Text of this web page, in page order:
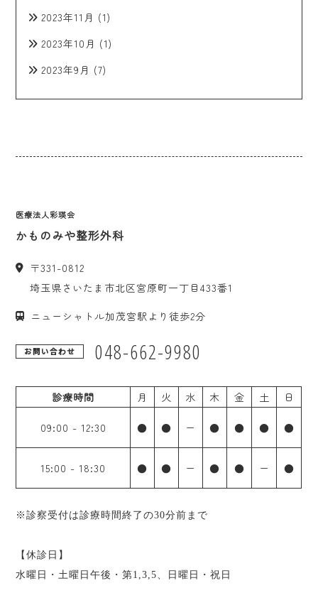
2023年11月 (1)
2023年10月 (1)
2023年9月 (7)
医療法人彩瑛会
かものみや整形外科
〒331-0812
埼玉県 さいたま市北区宮原町一丁目433番1
ニューシャトル加茂宮駅より徒歩2分
お問い合わせ 048-662-9980
診療時間 月 火 水 木 金 土 日
09:00 - 12:30 ● ● ー ● ● ● ●
15:00 - 18:30 ● ● ー ● ● ー ●
※診察受付は診療時間終了の30分前まで
【休診日】
水曜日・土曜日午後・第1,3,5、日曜日・祝日